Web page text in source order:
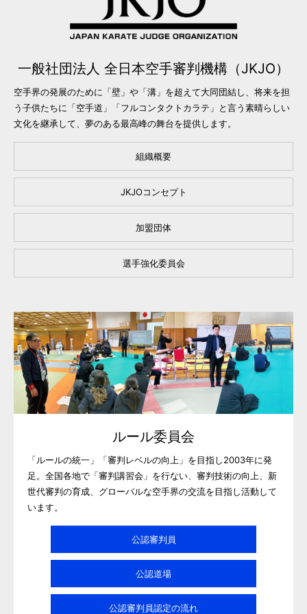
一般社団法人 全日本空手審判機構（JKJO）
空手界の発展のために「壁」や「溝」を超えて大同団結し、将来を担
う子供たちに「空手道」「フルコンタクトカラテ」と言う素晴らしい
文化を継承して、夢のある最高峰の舞台を提供します。
組織概要
JKJOコンセプト
加盟団体
選手強化委員会
ルール委員会
「ルールの統一」「審判レベルの向上」を目指し2003年に発
足。全国各地で「審判講習会」を行ない、審判技術の向上、新
世代審判の育成、グローバルな空手界の交流を目指し活動して
います。
公認審判員
公認道場
公認審判員認定の流れ